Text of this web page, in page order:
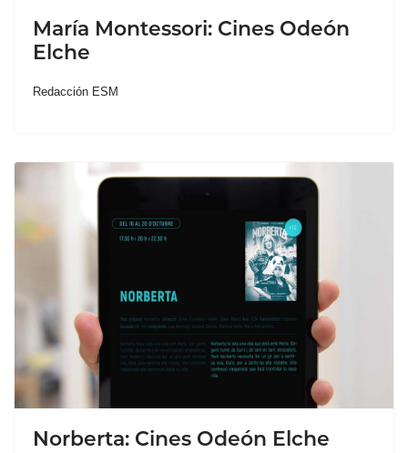
María Montessori: Cines Odeón
Elche
Redacción ESM
Norberta: Cines Odeón Elche